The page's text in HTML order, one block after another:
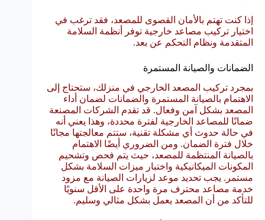
إذا كنت تهتم بالأمان القصوى للمصعد، فقد ترغب في
اختيار تركيب مصاعد خارجية توفر أنظمة السلامة
المتقدمة ونظام التحكم عن بعد.
الضمانات والصيانة المستمرة
بمجرد تركيب المصعد الخارجي في منزلك، ستحتاج إلى
الاهتمام بالصيانة المستمرة والضمانات لضمان أداء
المصعد بشكل آمن وفعال. قد تقدم الشركات المصنعة
ضمانًا للمصاعد الخارجية لفترة محددة، وهذا يعني أنه
في حالة حدوث أي مشكلة تقنية، ستتم معالجتها مجانًا
خلال فترة الضمان. ومن الضروري أيضًا الاهتمام
بالصيانة المنتظمة للمصعد، حيث يتم فحص وتشحيم
المكونات الميكانيكية واختبار ميزات السلامة بشكل
مستمر. يجب تحديد موعد لزيارات الصيانة مع مزود
خدمة مصاعد محترف مرة واحدة على الأقل سنويًا
للتأكد من أن المصعد يعمل بشكل مثالي وسليم.